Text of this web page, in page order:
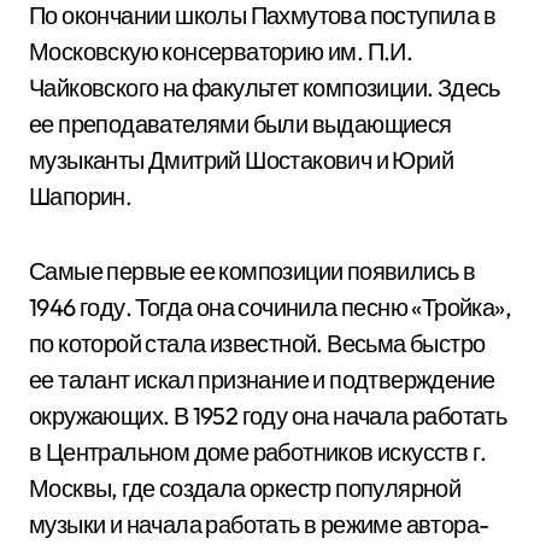
По окончании школы Пахмутова поступила в
Московскую консерваторию им. П.И.
Чайковского на факультет композиции. Здесь
ее преподавателями были выдающиеся
музыканты Дмитрий Шостакович и Юрий
Шапорин.
Самые первые ее композиции появились в
1946 году. Тогда она сочинила песню «Тройка»,
по которой стала известной. Весьма быстро
ее талант искал признание и подтверждение
окружающих. В 1952 году она начала работать
в Центральном доме работников искусств г.
Москвы, где создала оркестр популярной
музыки и начала работать в режиме автора-